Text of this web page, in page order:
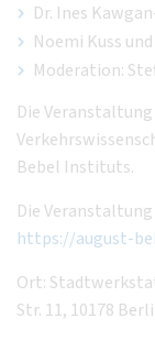
Dr. Ines
Noemi Kuss
Moderation:
Die
Bebel Instituts.
Die
https://august-
Ort:
Str. 11, 10178